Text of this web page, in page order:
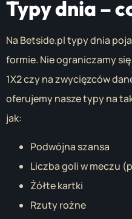
Typy dnia –
Na Betside.pl typy dnia
formie. Nie ograniczamy
1X2 czy na zwycięzców
oferujemy nasze typy na
jak:
Podwójna szansa
Liczba goli w meczu
Żółte kartki
Rzuty rożne